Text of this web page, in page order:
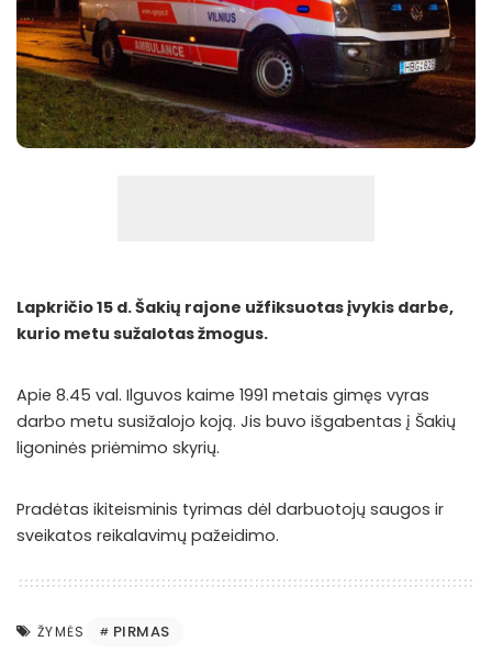
Lapkričio 15 d. Šakių rajone užfiksuotas įvykis darbe,
kurio metu sužalotas žmogus.
Apie 8.45 val. Ilguvos kaime 1991 metais gimęs vyras
darbo metu susižalojo koją. Jis buvo išgabentas į Šakių
ligoninės priėmimo skyrių.
Pradėtas ikiteisminis tyrimas dėl darbuotojų saugos ir
sveikatos reikalavimų pažeidimo.
ŽYMĖS PIRMAS